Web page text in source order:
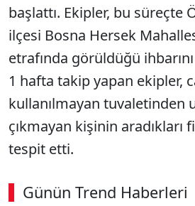
başlattı. Ekipler, bu süreçte
ilçesi Bosna Hersek
etrafında görüldüğü
1 hafta takip yapan ekipler,
kullanılmayan tuvaletinden
çıkmayan kişinin aradıkları
tespit etti.
Günün Trend Haberleri
00:02 / 09:15